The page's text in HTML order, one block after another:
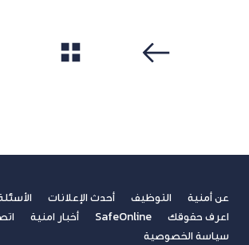
عن أمنية التوظيف أحدث الإعلانات
اعرف حقوقك
SafeOnline أخبار امنية
سياسة الخصوصية